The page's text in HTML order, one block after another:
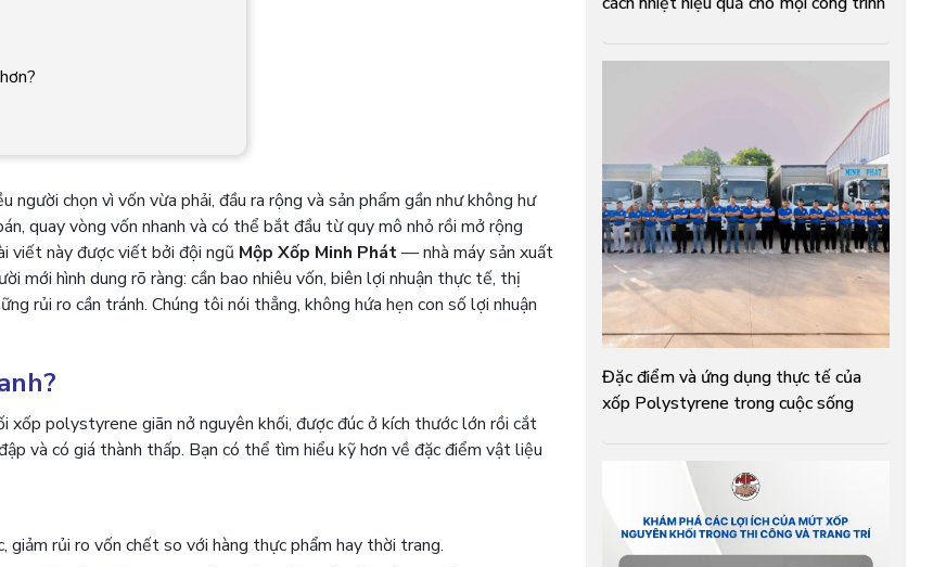
người chọn vì vốn vừa phải, đầu ra rộng và sản phẩm gần như không hư
quay vòng vốn nhanh và có thể bắt đầu từ quy mô nhỏ rồi mở rộng
viết này được viết bởi đội ngũ Mộp Xốp Minh Phát— nhà máy sản xuất
hình dung rõ ràng: cần bao nhiêu vốn, biên lợi nhuận thực tế, thị
rủi ro cần tránh. Chúng tôi nói thẳng, không hứa hẹn con số lợi nhuận
polystyrene giãn nở nguyên khối, được đúc ở kích thước lớn rồi cắt
và có giá thành thấp. Bạn có thể tìm hiểu kỹ hơn về đặc điểm vật liệu
giảm rủi ro vốn chết so với hàng thực phẩm hay thời trang.
Đặc điểm và ứng dụng thực tế của
xốp Polystyrene trong cuộc sống